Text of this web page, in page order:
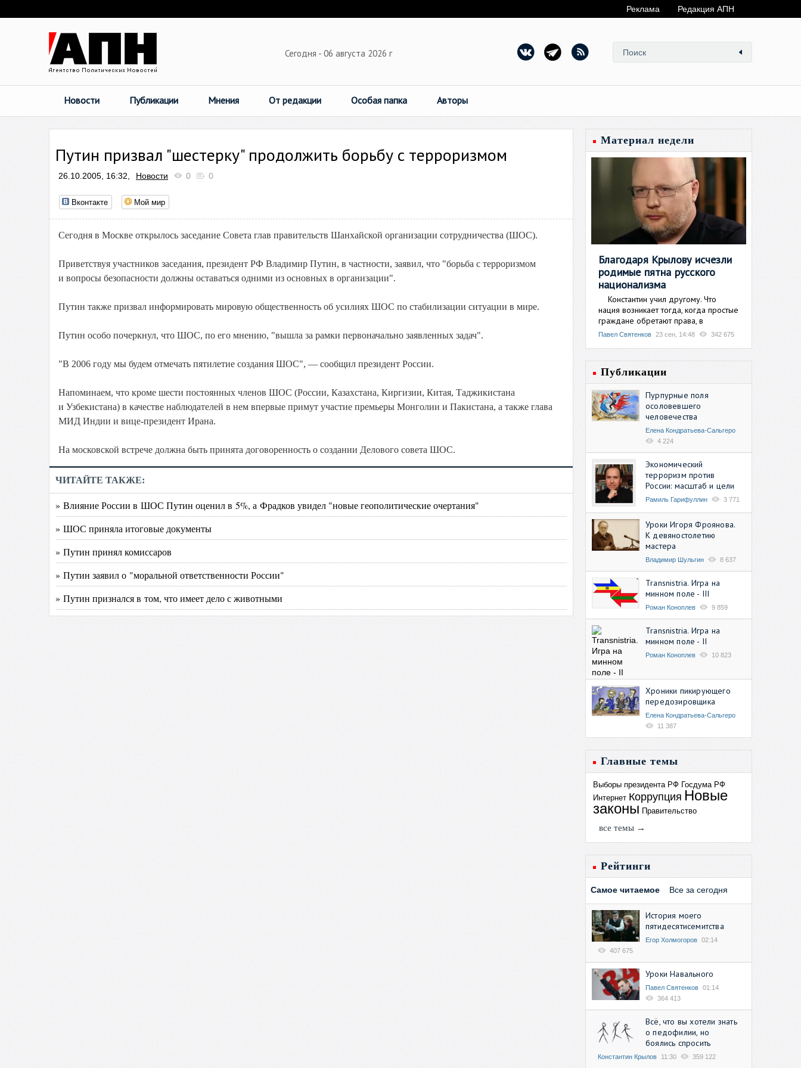
Реклама Редакция АПН
Сегодня - 06 августа 2026 г
Новости Публикации Мнения От редакции Особая папка Авторы
Путин призвал "шестерку" продолжить борьбу с терроризмом
26.10.2005, 16:32, Новости 0 0
Вконтакте Мой мир
Сегодня в Москве открылось заседание Совета глав правительств Шанхайской организации сотрудничества (ШОС).
Приветствуя участников заседания, президент РФ Владимир Путин, в частности, заявил, что "борьба с терроризмом
и вопросы безопасности должны оставаться одними из основных в организации".
Путин также призвал информировать мировую общественность об усилиях ШОС по стабилизации ситуации в мире.
Путин особо почеркнул, что ШОС, по его мнению, "вышла за рамки первоначально заявленных задач".
"В 2006 году мы будем отмечать пятилетие создания ШОС", — сообщил президент России.
Напоминаем, что кроме шести постоянных членов ШОС (России, Казахстана, Киргизии, Китая, Таджикистана
и Узбекистана) в качестве наблюдателей в нем впервые примут участие премьеры Монголии и Пакистана, а также глава
МИД Индии и вице-президент Ирана.
На московской встрече должна быть принята договоренность о создании Делового совета ШОС.
ЧИТАЙТЕ ТАКЖЕ:
» Влияние России в ШОС Путин оценил в 5%, а Фрадков увидел "новые геополитические очертания"
» ШОС приняла итоговые документы
» Путин принял комиссаров
» Путин заявил о "моральной ответственности России"
» Путин признался в том, что имеет дело с животными
Материал недели
Благодаря Крылову исчезли
родимые пятна русского
национализма
Константин учил другому. Что
нация возникает тогда, когда простые
граждане обретают права, в
Павел Святенков 23 сен, 14:48 342 675
Публикации
Пурпурные поля
осоловевшего
человечества
Елена Кондратьева-Сальгеро
4 224
Экономический
терроризм против
России: масштаб и цели
Рамиль Гарифуллин 3 771
Уроки Игоря Фроянова.
К девяностолетию
мастера
Владимир Шульгин 8 637
Transnistria. Игра на
минном поле - III
Роман Коноплев 9 859
Transnistria. Игра на
минном поле - II
Роман Коноплев 10 823
Хроники пикирующего
передозировщика
Елена Кондратьева-Сальгеро
11 387
Главные темы
Выборы президента РФ Госдума РФ
Интернет Коррупция Новые
законы Правительство
все темы →
Рейтинги
Самое читаемое Все за сегодня
История моего
пятидесятисемитства
Егор Холмогоров 02:14
407 675
Уроки Навального
Павел Святенков 01:14
364 413
Всё, что вы хотели знать
о педофилии, но
боялись спросить
Константин Крылов 11:30 359 122